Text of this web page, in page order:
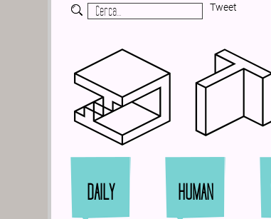
Tweet
DAILY HUMAN